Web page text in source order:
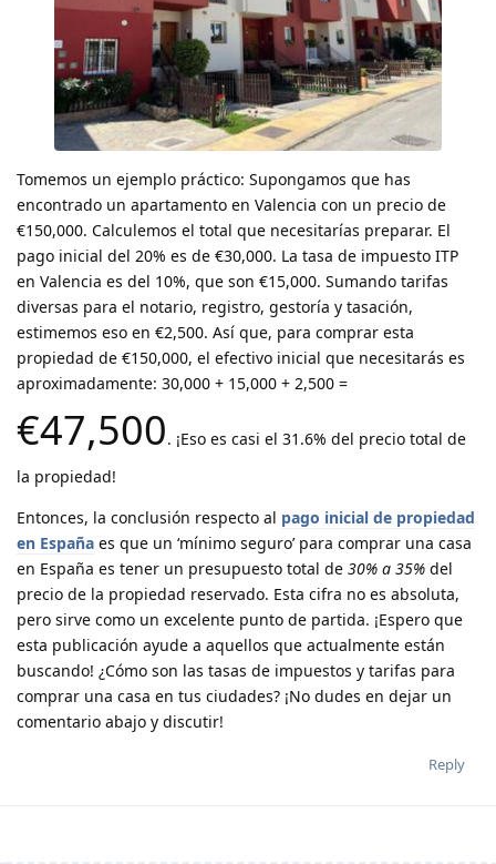
Tomemos un ejemplo práctico: Supongamos que has
encontrado un apartamento en Valencia con un precio de
€150,000. Calculemos el total que necesitarías preparar. El
pago inicial del 20% es de €30,000. La tasa de impuesto ITP
en Valencia es del 10%, que son €15,000. Sumando tarifas
diversas para el notario, registro, gestoría y tasación,
estimemos eso en €2,500. Así que, para comprar esta
propiedad de €150,000, el efectivo inicial que necesitarás es
aproximadamente: 30,000 + 15,000 + 2,500 =
€47,500. ¡Eso es casi el 31.6% del precio total de
la propiedad!
Entonces, la conclusión respecto al pago inicial de propiedad
en España es que un ‘mínimo seguro’ para comprar una casa
en España es tener un presupuesto total de 30% a 35% del
precio de la propiedad reservado. Esta cifra no es absoluta,
pero sirve como un excelente punto de partida. ¡Espero que
esta publicación ayude a aquellos que actualmente están
buscando! ¿Cómo son las tasas de impuestos y tarifas para
comprar una casa en tus ciudades? ¡No dudes en dejar un
comentario abajo y discutir!
Reply